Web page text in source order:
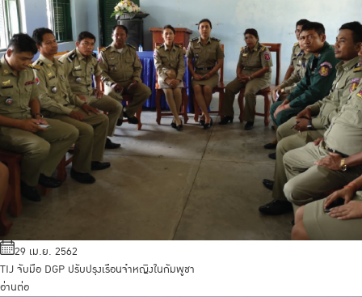
29 เม.ย. 2562
TIJ จับมือ DGP ปรับปรุงเรือนจำหญิงในกัมพูชา
อ่านต่อ